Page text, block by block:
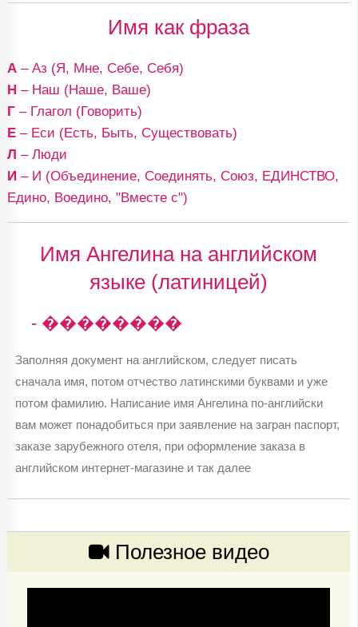
Имя как фраза
А– Аз (Я, Мне, Себе, Себя)
Н– Наш (Наше, Ваше)
Г– Глагол (Говорить)
Е– Еси (Есть, Быть, Существовать)
Л – Люди
И – И (Объединение, Соединять, Союз, ЕДИНСТВО,
Едино, Воедино, "Вместе с")
Имя Ангелина на английском
языке (латиницей)
- ��������
Заполняя документ на английском, следует писать
сначала имя, потом отчество латинскими буквами и уже
потом фамилию. Написание имя Ангелина по-английски
вам может понадобиться при заявление на загран паспорт,
заказе зарубежного отеля, при оформление заказа в
английском интернет-магазине и так далее
Полезное видео